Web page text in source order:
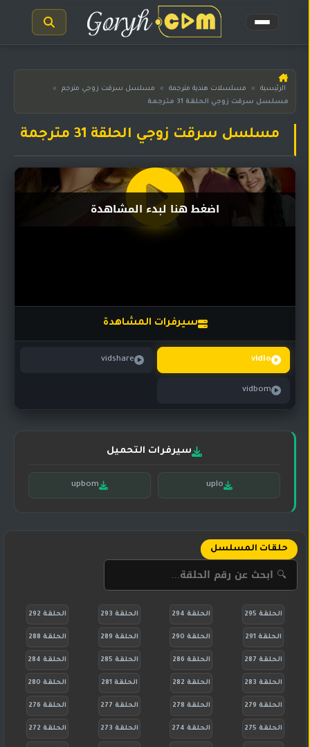
الرئيسية
مسلسلات
المترجمة
هندية
مدبلجة
مسلسلات
مسلسلات
تركي
مسلسلات
الرئيسية » مسلسلات هندية مترجمة » مسلسل سرقت زوجي مترجم
»
مسلسل سرقت زوجي الحلقة 31 مترجمة
مسلسل سرقت زوجي الحلقة 31 مترجمة
سيرفرات المشاهدة
vidlo
vidshare
vidbom
اضغط هنا لبدء المشاهدة
سيرفرات التحميل
uplo
upbom
حلقات المسلسل
الحلقة 295 الحلقة 294 الحلقة 293 الحلقة 292
الحلقة 291 الحلقة 290 الحلقة 289 الحلقة 288
الحلقة 287 الحلقة 286 الحلقة 285 الحلقة 284
الحلقة 283 الحلقة 282 الحلقة 281 الحلقة 280
الحلقة 279 الحلقة 278 الحلقة 277 الحلقة 276
الحلقة 275 الحلقة 274 الحلقة 273 الحلقة 272